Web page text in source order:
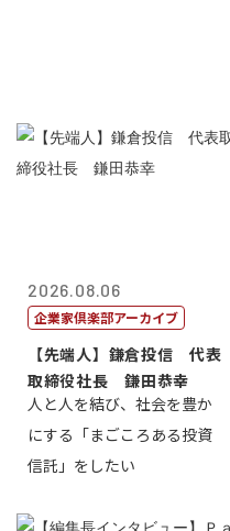
2026.08.06
企業家倶楽部アーカイブ
【先端人】鎌倉投信 代表
取締役社長 鎌田恭幸
人と人を結び、社会を豊か
にする「まごころある投資
信託」をしたい